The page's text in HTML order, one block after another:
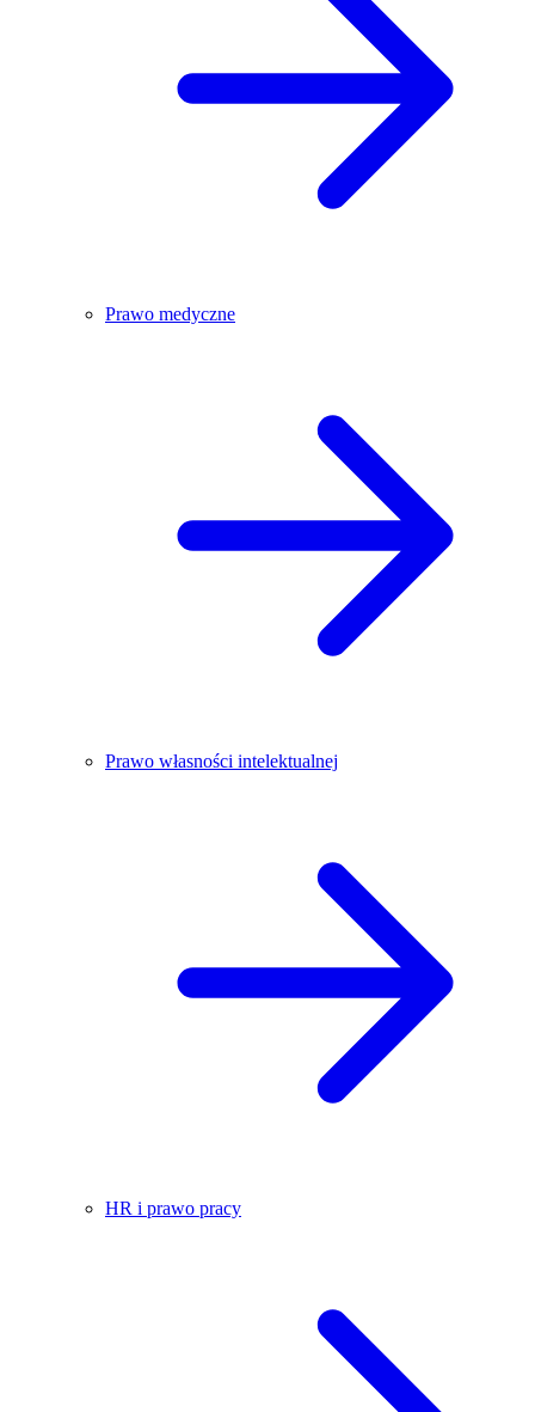
Prawo medyczne
Prawo własności intelektualnej
HR i prawo pracy